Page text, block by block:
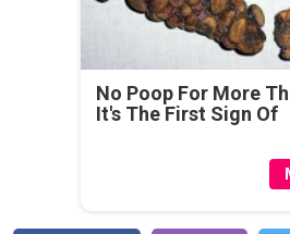
No Poop For More
It's The First Sign Of